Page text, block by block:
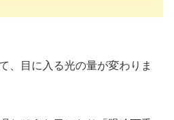
、目に入る光の量が変わりま